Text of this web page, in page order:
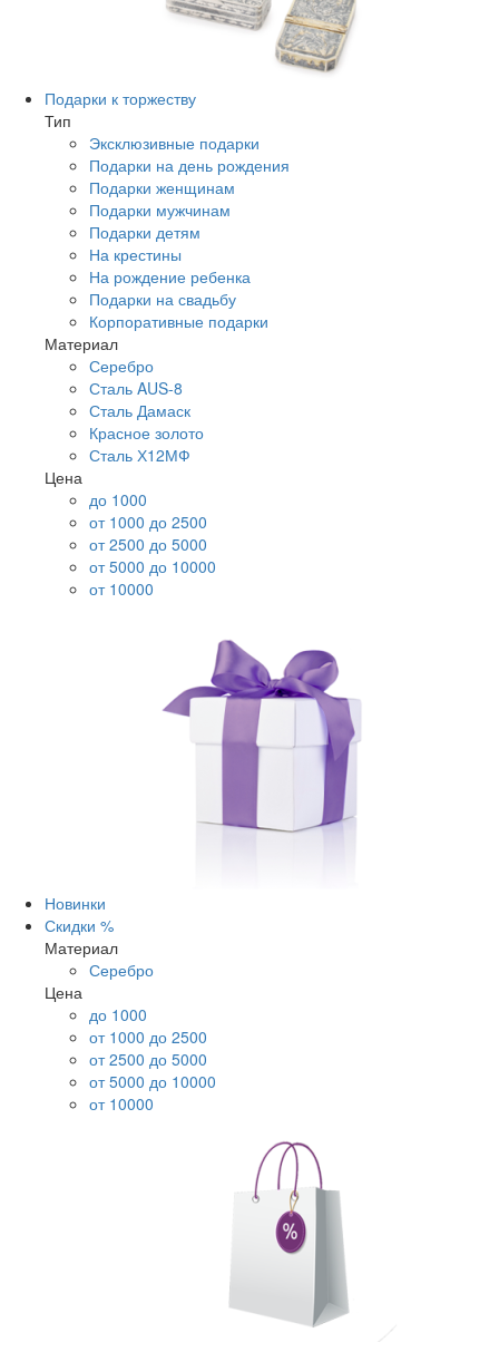
Подарки к торжеству
Тип
Эксклюзивные подарки
Подарки на день рождения
Подарки женщинам
Подарки мужчинам
Подарки детям
На крестины
На рождение ребенка
Подарки на свадьбу
Корпоративные подарки
Материал
Серебро
Сталь AUS-8
Сталь Дамаск
Красное золото
Сталь Х12МФ
Цена
до 1000
от 1000 до 2500
от 2500 до 5000
от 5000 до 10000
от 10000
Новинки
Скидки %
Материал
Серебро
Цена
до 1000
от 1000 до 2500
от 2500 до 5000
от 5000 до 10000
от 10000